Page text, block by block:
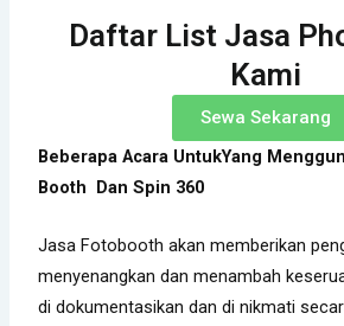
Daftar List Jasa
Kami
Sewa Sekarang
Beberapa Acara UntukYang
Booth Dan Spin 360
Jasa Fotobooth akan memberikan
menyenangkan dan menambah
di dokumentasikan dan di nikmati